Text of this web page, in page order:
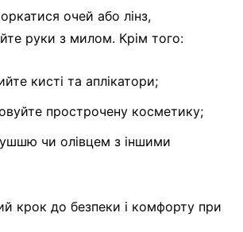
очей або лінз,
руки з милом. Крім того:
кисті та аплікатори;
прострочену косметику;
чи олівцем з іншими
крок до безпеки і комфорту при